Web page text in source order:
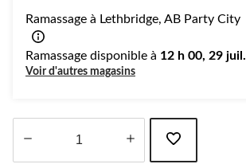
Ramassage à Lethbridge, AB Party City
Ramassage disponible à 12 h 00, 29 juil.
Voir d'autres magasins